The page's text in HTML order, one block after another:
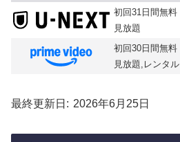
初回31日間無料
見放題
初回30日間無料
見放題,レンタル
最終更新日 2026年6月25日